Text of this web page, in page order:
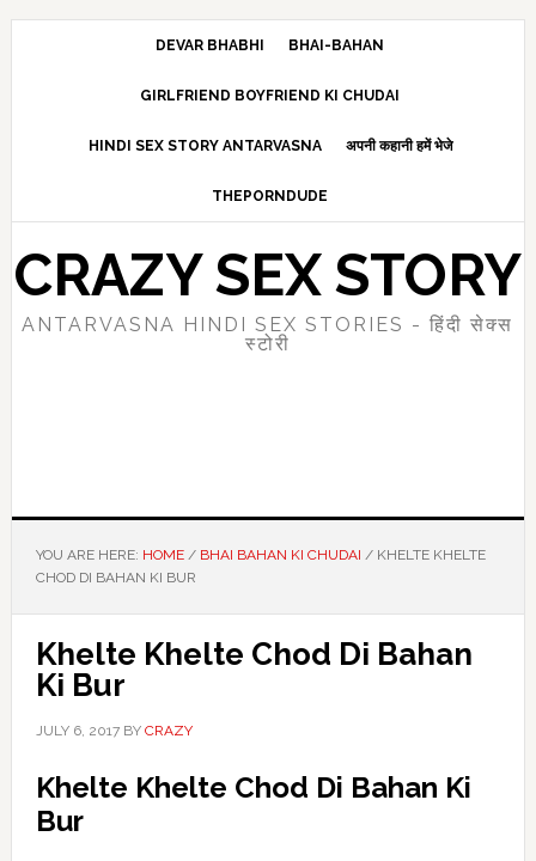
Skip
Skip
Skip
DEVAR BHABHI BHAI-BAHAN
GIRLFRIEND BOYFRIEND KI CHUDAI
HINDI SEX STORY ANTARVASNA अपनी कहानी हमें भेजे
THEPORNDUDE
CRAZY SEX STORY
ANTARVASNA HINDI SEX STORIES - हिंदी सेक्स
स्टोरी
YOU ARE HERE: HOME / BHAI BAHAN KI CHUDAI /KHELTE KHELTE
CHOD DI BAHAN KI BUR
Khelte Khelte Chod Di Bahan
Ki Bur
JULY 6, 2017BY CRAZY
Khelte Khelte Chod Di Bahan Ki
Bur